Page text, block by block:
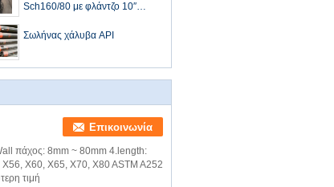
Sch160/80 με φλάντζο 10′′
Σωλήνας χάλυβα API
Επικοινωνία
πάχος: 8mm ~ 80mm 4.length:
X60, X65, X70, X80 ASTM A252
τιμή